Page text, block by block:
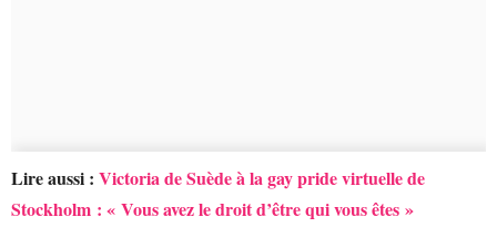
Lire aussi : Victoria de Suède à la gay pride virtuelle de
Stockholm : « Vous avez le droit d’être qui vous êtes »